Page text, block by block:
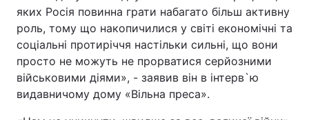
яких Росія повинна грати набагато більш активну
роль, тому що накопичилися у світі економічні та
соціальні протиріччя настільки сильні, що вони
просто не можуть не прорватися серйозними
військовими діями», - заявив він в інтерв`ю
видавничому дому «Вільна преса».